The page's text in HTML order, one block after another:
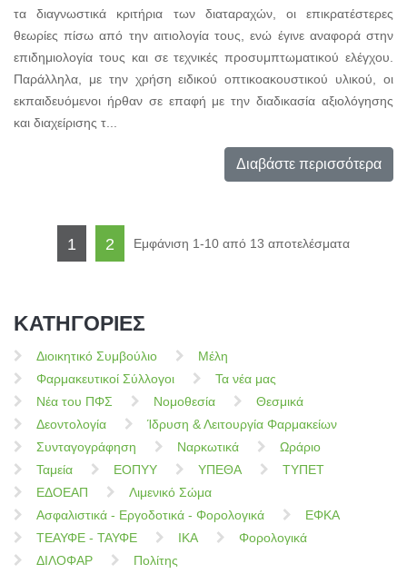
τα διαγνωστικά κριτήρια των διαταραχών, οι επικρατέστερες
θεωρίες πίσω από την αιτιολογία τους, ενώ έγινε αναφορά στην
επιδημιολογία τους και σε τεχνικές προσυμπτωματικού ελέγχου.
Παράλληλα, με την χρήση ειδικού οπτικοακουστικού υλικού, οι
εκπαιδευόμενοι ήρθαν σε επαφή με την διαδικασία αξιολόγησης
και διαχείρισης τ...
Διαβάστε περισσότερα
1 2 Εμφάνιση 1-10 από 13 αποτελέσματα
ΚΑΤΗΓΟΡΙΕΣ
Διοικητικό Συμβούλιο
Μέλη
Φαρμακευτικοί Σύλλογοι
Τα νέα μας
Νέα του ΠΦΣ
Νομοθεσία
Θεσμικά
Δεοντολογία
Ίδρυση & Λειτουργία Φαρμακείων
Συνταγογράφηση
Ναρκωτικά
Ωράριο
Ταμεία
ΕΟΠΥΥ ΥΠΕΘΑ
ΤΥΠΕΤ
ΕΔΟΕΑΠ
Λιμενικό Σώμα
Ασφαλιστικά - Εργοδοτικά - Φορολογικά
ΕΦΚΑ
ΤΕΑΥΦΕ - ΤΑΥΦΕ
ΙΚΑ
Φορολογικά
ΔΙΛΟΦΑΡ
Πολίτης